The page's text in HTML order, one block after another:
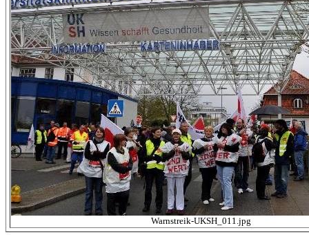
Warnstreik-UKSH_011.jpg